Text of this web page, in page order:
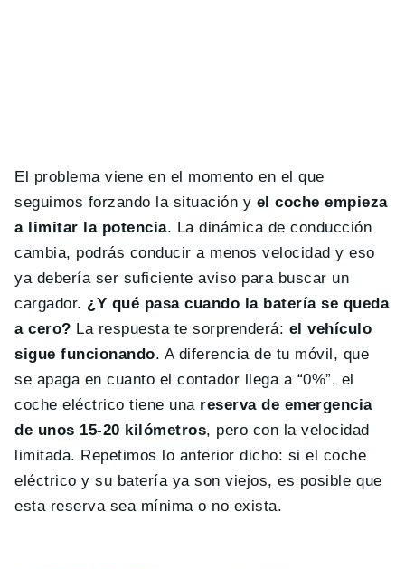
El problema viene en el momento en el que
seguimos forzando la situación y el coche empieza
a limitar la potencia. La dinámica de conducción
cambia, podrás conducir a menos velocidad y eso
ya debería ser suficiente aviso para buscar un
cargador. ¿Y qué pasa cuando la batería se queda
a cero? La respuesta te sorprenderá: el vehículo
sigue funcionando. A diferencia de tu móvil, que
se apaga en cuanto el contador llega a “0%”, el
coche eléctrico tiene una reserva de emergencia
de unos 15-20 kilómetros, pero con la velocidad
limitada. Repetimos lo anterior dicho: si el coche
eléctrico y su batería ya son viejos, es posible que
esta reserva sea mínima o no exista.